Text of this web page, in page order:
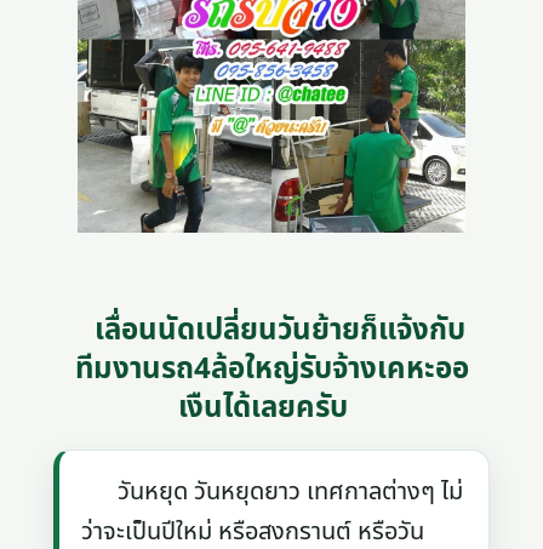
เลื่อนนัดเปลี่ยนวันย้ายก็แจ้งกับ
ทีมงานรถ4ล้อใหญ่รับจ้างเคหะออ
เงืนได้เลยครับ
วันหยุด วันหยุดยาว เทศกาลต่างๆ ไม่
ว่าจะเป็นปีใหม่ หรือสงกรานต์ หรือวัน